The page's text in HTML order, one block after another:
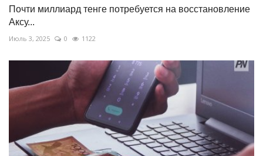
Почти миллиард тенге потребуется на восстановление
Аксу...
Июль 3, 2025 0 1122